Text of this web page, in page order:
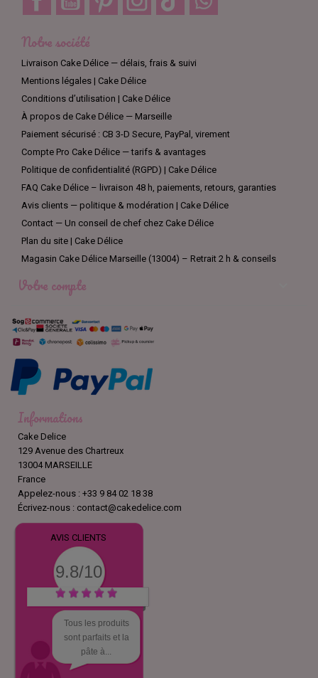
Notre société
Livraison Cake Délice — délais, frais & suivi
Mentions légales | Cake Délice
Conditions d’utilisation | Cake Délice
À propos de Cake Délice — Marseille
Paiement sécurisé : CB 3-D Secure, PayPal, virement
Compte Pro Cake Délice — tarifs & avantages
Politique de confidentialité (RGPD) | Cake Délice
FAQ Cake Délice – livraison 48 h, paiements, retours, garanties
Avis clients — politique & modération | Cake Délice
Contact — Un conseil de chef chez Cake Délice
Plan du site | Cake Délice
Magasin Cake Délice Marseille (13004) – Retrait 2 h & conseils
Votre compte
Informations
Cake Delice
129 Avenue des Chartreux
13004 MARSEILLE
France
Appelez-nous : +33 9 84 02 18 38
Écrivez-nous : contact@cakedelice.com
AVIS CLIENTS
9.8/10
Tous les produits
sont parfaits et la
pâte à...